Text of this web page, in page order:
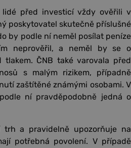
lidé před investicí vždy ověřili v
poskytovatel skutečně příslušné
by podle ní neměl posílat peníze
neprověřil, a neměl by se o
ČNB také varovala před
s malým rizikem, případně
zaštítěné známými osobami. V
ní pravděpodobně jedná o
trh a pravidelně upozorňuje na
potřebná povolení. V případě